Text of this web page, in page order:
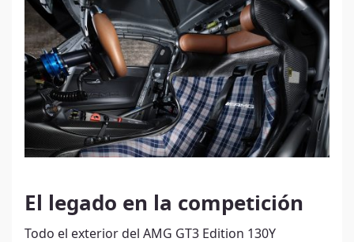
El legado en la competición
Todo el exterior del AMG GT3 Edition 130Y